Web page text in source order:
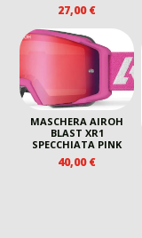
27,00€
MASCHERA AIROH
BLAST XR1
SPECCHIATA PINK
40,00€